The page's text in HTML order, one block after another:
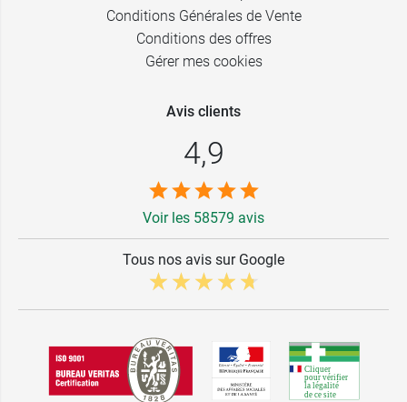
Conditions Générales de Vente
Conditions des offres
Gérer mes cookies
Avis clients
4,9
Voir les 58579 avis
Tous nos avis sur Google